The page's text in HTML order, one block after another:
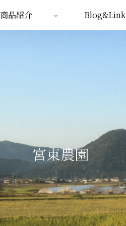
宮東農園
商品紹介 Blog&Link